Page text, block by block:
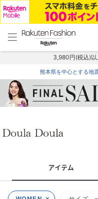
menu home
トップ
3,980円(税込)以
熊本県を中心とする地
アイテム